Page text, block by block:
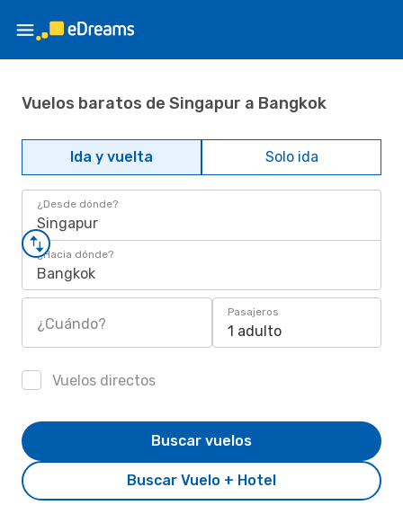
Vuelos baratos de Singapur a Bangkok
Ida y vuelta Solo ida
¿Desde dónde?
Singapur
¿Hacia dónde?
Bangkok
¿Cuándo?
Pasajeros
1 adulto
Vuelos directos
Buscar Vuelo + Hotel
Buscar vuelos